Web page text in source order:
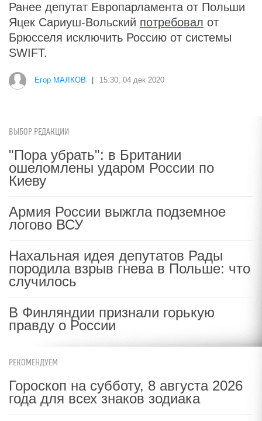
Ранее депутат Европарламента от Польши
Яцек Сариуш-Вольский потребовал от
Брюсселя исключить Россию от системы
SWIFT.
Егор МАЛКОВ 15:30, 04 дек 2020
ВЫБОР РЕДАКЦИИ
"Пора убрать": в Британии
ошеломлены ударом России по
Киеву
Армия России выжгла подземное
логово ВСУ
Нахальная идея депутатов Рады
породила взрыв гнева в Польше: что
случилось
В Финляндии признали горькую
правду о России
РЕКОМЕНДУЕМ
Гороскоп на субботу, 8 августа 2026
года для всех знаков зодиака